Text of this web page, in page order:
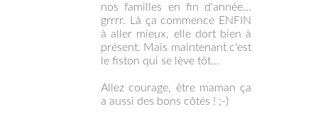
nos familles en fin d'année...
grrrr. Là ça commence ENFIN
à aller mieux, elle dort bien à
présent. Mais maintenant c'est
le fiston qui se lève tôt...
Allez courage, être maman ça
a aussi des bons côtés ! ;-)